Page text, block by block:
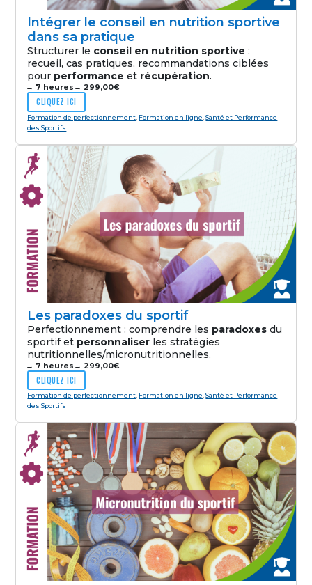
Intégrer le conseil en nutrition sportive
dans sa pratique
Structurer le conseil en nutrition sportive :
recueil, cas pratiques, recommandations ciblées
pour performance et récupération.
→ 7 heures → 299,00€
CLIQUEZ ICI
Formation de perfectionnement Formation en ligne ,Santé et Performance
des Sportifs
Les paradoxes du sportif
Perfectionnement : comprendre les paradoxes du
sportif et personnaliser les stratégies
nutritionnelles/micronutritionnelles.
→ 7 heures → 299,00€
CLIQUEZ ICI
Formation de perfectionnement, Formation en ligne,Santé et Performance
des Sportifs